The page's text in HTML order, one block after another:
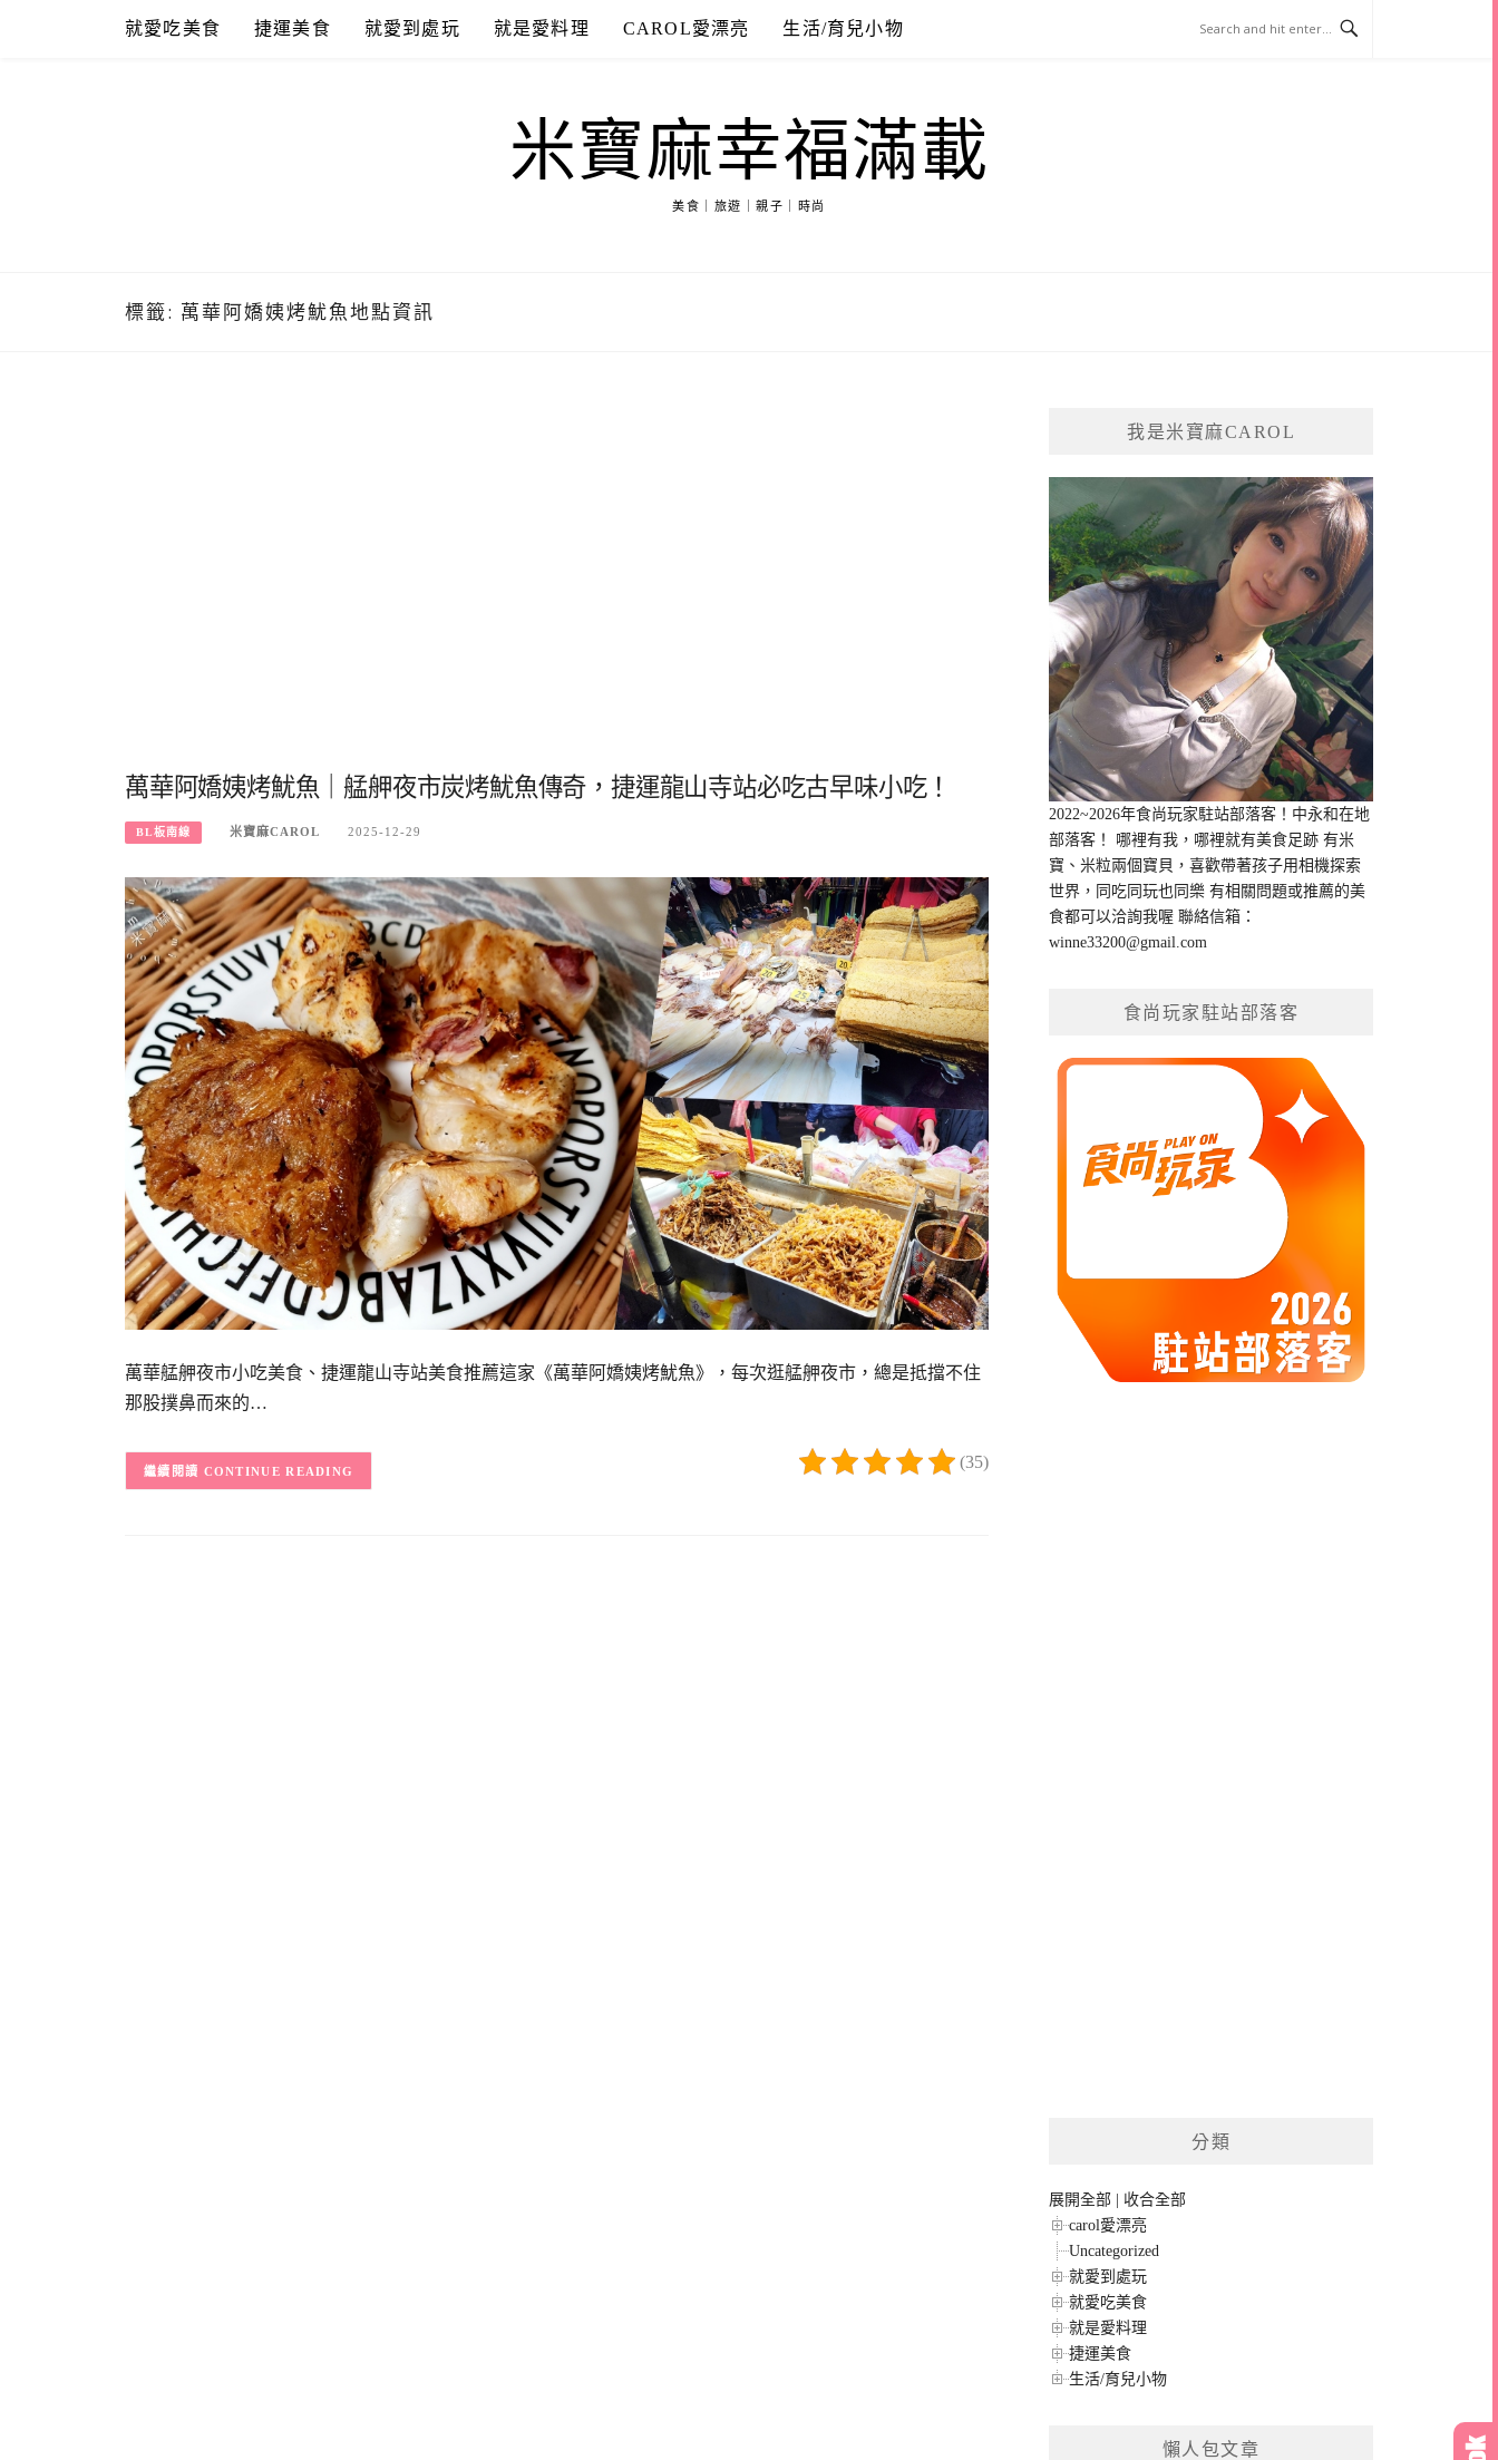
就愛吃美食 捷運美食 就愛到處玩 就是愛料理 CAROL愛漂亮 生活/育兒小物
米寶麻幸福滿載
美食｜旅遊｜親子｜時尚
標籤: 萬華阿嬌姨烤魷魚地點資訊
萬華阿嬌姨烤魷魚｜艋舺夜市炭烤魷魚傳奇，捷運龍山寺站必吃古早味小吃！
BL板南線 米寶麻CAROL 2025-12-29
萬華艋舺夜市小吃美食、捷運龍山寺站美食推薦這家《萬華阿嬌姨烤魷魚》，每次逛艋舺夜市，總是抵擋不住
那股撲鼻而來的…
(35)
CONTINUE READING
我是米寶麻CAROL
2022~2026年食尚玩家駐站部落客！中永和在地
部落客！ 哪裡有我，哪裡就有美食足跡 有米
寶、米粒兩個寶貝，喜歡帶著孩子用相機探索
世界，同吃同玩也同樂 有相關問題或推薦的美
食都可以洽詢我喔 聯絡信箱：
winne33200@gmail.com
食尚玩家駐站部落客
分類
展開全部 | 收合全部
carol愛漂亮
Uncategorized
就愛到處玩
就愛吃美食
就是愛料理
捷運美食
生活/育兒小物
懶人包文章